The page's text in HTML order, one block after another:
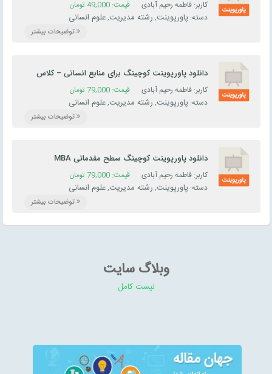
کاربر: فاطمه رحیم آبادی قیمت: 49,000 تومان
دسته: پاورپوینت, رشته مدیریت,علوم انسانی
توضیحات بیشتر
دانلود پاورپوینت کوچینگ برای منابع انسانی – کلاس
روز اول
کاربر: فاطمه رحیم آبادی قیمت: 79,000 تومان
دسته: پاورپوینت, رشته مدیریت,علوم انسانی
توضیحات بیشتر
دانلود پاورپوینت کوچینگ سطح مقدماتی MBA
کاربر: فاطمه رحیم آبادی قیمت: 79,000 تومان
دسته: پاورپوینت, رشته مدیریت,علوم انسانی
توضیحات بیشتر
وبلاگ سایت
لیست کامل